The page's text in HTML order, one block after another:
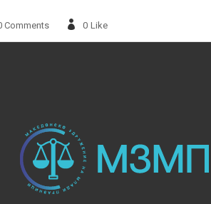
Comments 0 Like